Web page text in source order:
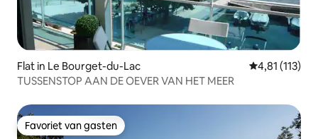
Flat in Le Bourget-du-Lac Gemiddelde
4,81 (113)
TUSSENSTOP AAN DE OEVER VAN HET MEER
Favoriet van gasten
Favoriet van gasten